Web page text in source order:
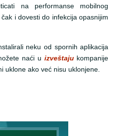
na performanse mobilnog
i dovesti do infekcija opasnijim
neku od spornih aplikacija
naći u izveštajukompanije
uklone ako već nisu uklonjene.